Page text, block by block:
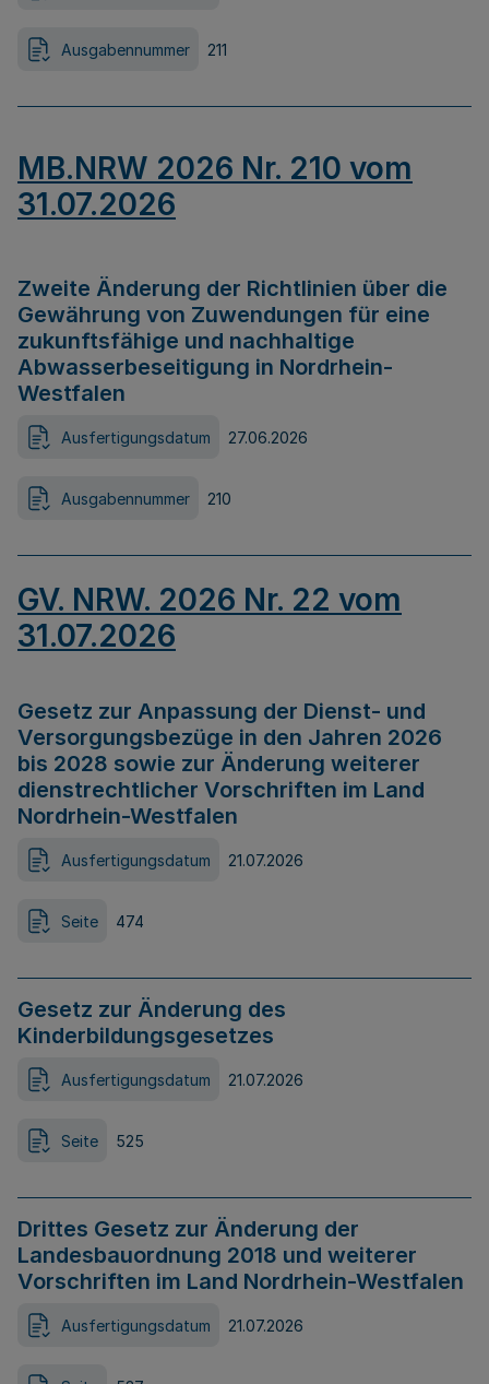
Ausgabennummer 211
MB.NRW 2026 Nr. 210 vom
31.07.2026
Zweite Änderung der Richtlinien über die
Gewährung von Zuwendungen für eine
zukunftsfähige und nachhaltige
Abwasserbeseitigung in Nordrhein-
Westfalen
Ausfertigungsdatum 27.06.2026
Ausgabennummer 210
GV. NRW. 2026 Nr. 22 vom
31.07.2026
Gesetz zur Anpassung der Dienst- und
Versorgungsbezüge in den Jahren 2026
bis 2028 sowie zur Änderung weiterer
dienstrechtlicher Vorschriften im Land
Nordrhein-Westfalen
Ausfertigungsdatum 21.07.2026
Seite 474
Gesetz zur Änderung des
Kinderbildungsgesetzes
Ausfertigungsdatum 21.07.2026
Seite 525
Drittes Gesetz zur Änderung der
Landesbauordnung 2018 und weiterer
Vorschriften im Land Nordrhein-Westfalen
Ausfertigungsdatum 21.07.2026